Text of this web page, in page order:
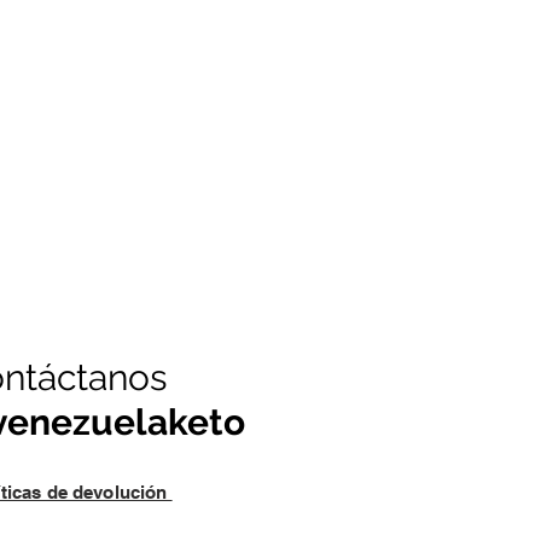
de devolución